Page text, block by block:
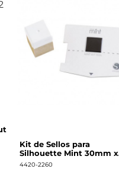
Kit de Sellos para
Silhouette Mint 30mm x
60mm
4420-2260